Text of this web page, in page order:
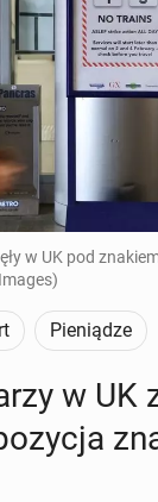
w UK pod
Pieniądze
w UK